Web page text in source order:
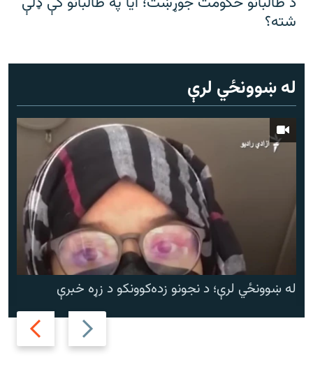
شته؟
له ښوونځي لرې
Previous
slide
Next
slide
له ښوونځي لرې؛ د نجونو زده‌کوونکو د زړه خبرې